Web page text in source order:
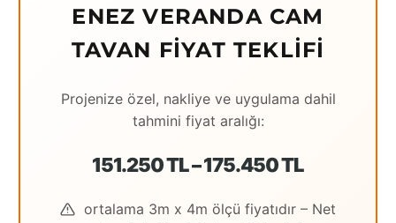
ENEZ VERANDA CAM
TAVAN FIYAT TEKLIFI
Projenize özel, nakliye ve uygulama dahil
tahmini fiyat aralığı:
151.250 TL – 175.450 TL
ortalama 3m x 4m ölçü fiyatıdır – Net
Erzincan
Eskişehir
Giresun
Hatay